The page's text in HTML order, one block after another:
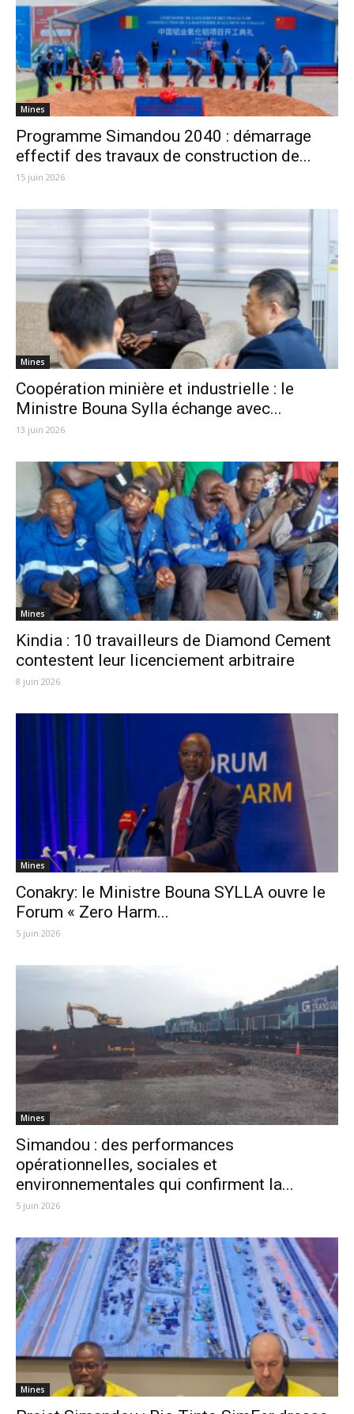
Mines
Programme Simandou 2040 : démarrage
effectif des travaux de construction de...
15 juin 2026
Mines
Coopération minière et industrielle : le
Ministre Bouna Sylla échange avec...
13 juin 2026
Mines
Kindia : 10 travailleurs de Diamond Cement
contestent leur licenciement arbitraire
8 juin 2026
Mines
Conakry: le Ministre Bouna SYLLA ouvre le
Forum « Zero Harm...
5 juin 2026
Mines
Simandou : des performances
opérationnelles, sociales et
environnementales qui confirment la...
5 juin 2026
Mines